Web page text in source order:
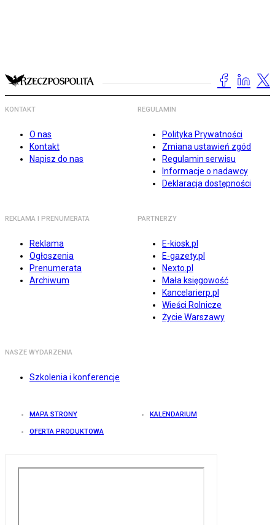
KONTAKT
O nas
Kontakt
Napisz do nas
REGULAMIN
Polityka Prywatności
Zmiana ustawień zgód
Regulamin serwisu
Informacje o nadawcy
Deklaracja dostępności
REKLAMA I PRENUMERATA
Reklama
Ogłoszenia
Prenumerata
Archiwum
PARTNERZY
E-kiosk.pl
E-gazety.pl
Nexto.pl
Mała księgowość
Kancelarierp.pl
Wieści Rolnicze
Życie Warszawy
NASZE WYDARZENIA
Szkolenia i konferencje
MAPA STRONY KALENDARIUM
OFERTA PRODUKTOWA